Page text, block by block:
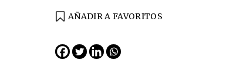
AÑADIR A FAVORITOS